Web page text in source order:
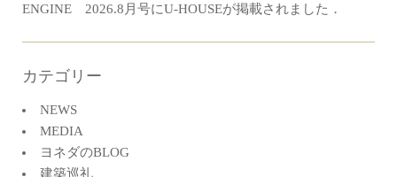
ENGINE 2026.8月号にU-HOUSEが掲載されました．
カテゴリー
NEWS
MEDIA
ヨネダのBLOG
建築巡礼